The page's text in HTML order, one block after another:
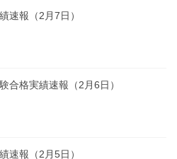
速報（2月7日）
合格実績速報（2月6日）
速報（2月5日）